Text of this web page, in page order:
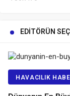
EDITÖRÜN
HAVACILIK